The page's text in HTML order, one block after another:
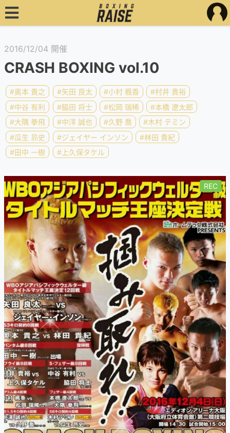
2016/12/04 開催
CRASH BOXING vol.10
#奥本 貴之 #矢田 良太 #小村 楓香
#村井 貴裕
#中谷 有利
#脇田 将士 #松岡 瑞稀
#本橋 遼太郎
#大隅 拳飛
#中澤 誠也 #久野 喬
#木村 テミン
#瓜生 昴史
#ジェイヤー インソン
#林田 貴紀
#田中 一樹
#上久保タケル
REC